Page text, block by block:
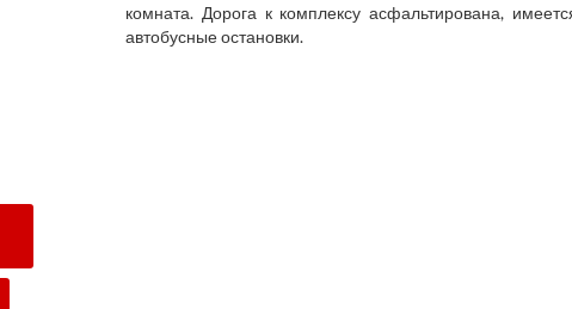
комната. Дорога к комплексу асфальтирована,
автобусные остановки.